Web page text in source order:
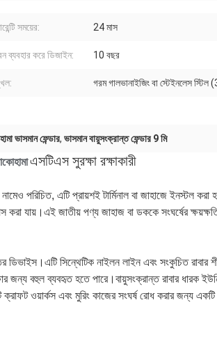
সময়ের: 24 মাস
ব্যবহার করে ডিজাইন: 10 বছর
গরম গালভানাইজিং বা স্টেইনলেস
ভাসমান ফেন্ডার, ভাসমান বায়ুসংক্রান্ত ফেন্ডার 9 মি
এসটিএস সুরক্ষা রক্ষাকারী
নামেও পরিচিত, এটি প্রায়শই টার্মিনাল বা জাহাজে ইনস্টল করা
করা যায়।এই জাতীয় পণ্য জাহাজ বা ডককে সংঘর্ষের
ডিভাইস।এটি সিন্থেটিক নাইলন লাইন এবং সংকুচিত রাবার
জন্য বহুল ব্যবহৃত হতে পারে।বায়ুসংক্রান্ত রাবার ধারক
ওয়ার্কস এবং মুরিং কাজের সংঘর্ষ রোধ করার জন্য